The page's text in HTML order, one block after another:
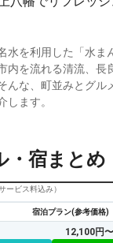
水を利用した「水
を流れる清流、長
な、町並みとグル
ます。
・宿まとめ
ービス料込み）
宿泊プラン(参考価格)
12,100円〜